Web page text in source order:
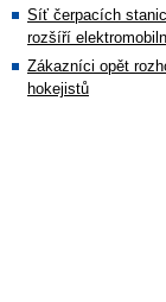
Síť čerpacích
rozšíří
Zákazníci opět
hokejistů